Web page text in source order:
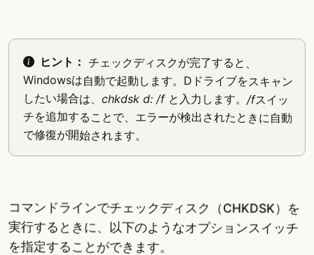
ヒント： チェックディスクが完了すると、
Windowsは自動で起動します。Dドライブをスキャン
したい場合は、chkdsk d: /fと入力します。/fスイッ
チを追加することで、エラーが検出されたときに自動
で修復が開始されます。
コマンドラインでチェックディスク（CHKDSK）を
実行するときに、以下のようなオプションスイッチ
を指定することができます。